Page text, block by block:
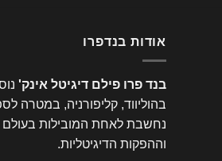
אודות בנדפרו
בנד פרו פילם דיגיטל אינק'
בהוליווד, קליפורניה, במטרה
נחשבת לאחת המובילות בעולם
וההפקות הדיגיטליות.